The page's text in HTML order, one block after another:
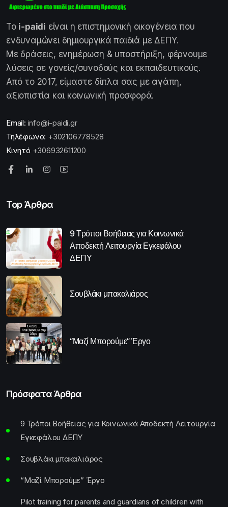
Το i-paidi είναι η επιστημονική οικογένεια που
ενδυναμώνει δημιουργικά παιδιά με ΔΕΠΥ.
Με δράσεις, ενημέρωση & υποστήριξη, φέρνουμε
λύσεις σε γονείς/συνοδούς και εκπαιδευτικούς.
Από το 2017, είμαστε δίπλα σας με αγάπη,
αξιοπιστία και κοινωνική προσφορά.
Email: info@i-paidi.gr
Τηλέφωνο: +302106778528
Κινητό +306932611200
Top Άρθρα
9 Τρόποι Βοήθειας για Κοινωνικά
Αποδεκτή Λειτουργία Εγκεφάλου
ΔΕΠΥ
Σουβλάκι μπακαλιάρος
“Μαζί Μπορούμε” Έργο
Πρόσφατα Άρθρα
9 Τρόποι Βοήθειας για Κοινωνικά Αποδεκτή Λειτουργία
Εγκεφάλου ΔΕΠΥ
Σουβλάκι μπακαλιάρος
“Μαζί Μπορούμε” Έργο
Pilot training for parents and guardians of children with